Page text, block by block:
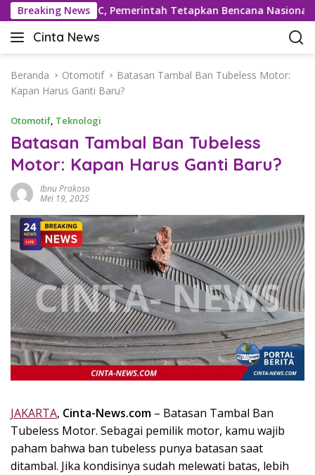
a
Breaking News
42,5°C, Pemerintah Tetapkan Bencana Nasional
Cinta News
C
n
t
N
e
w
s
K
a
b
a
r
T
e
r
k
i
n
i
,
e
n
u
h
Beranda Otomotif
Batasan Tambal Ban Tubeless Motor:
Kapan Harus Ganti Baru?
Otomotif, Teknologi
Batasan Tambal Ban Tubeless
Motor: Kapan Harus Ganti Baru?
Ibnu Prakoso
Mei 19, 2025
JAKARTA, Cinta-News.com – Batasan Tambal Ban
Tubeless Motor. Sebagai pemilik motor, kamu wajib
paham bahwa ban tubeless punya batasan saat
ditambal. Jika kondisinya sudah melewati batas, lebih